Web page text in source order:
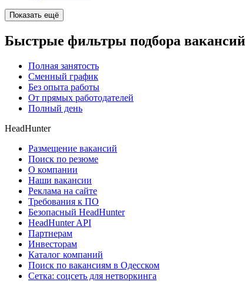
Показать ещё
Быстрые фильтры подбора вакансий
Полная занятость
Сменный график
Без опыта работы
От прямых работодателей
Полный день
HeadHunter
Размещение вакансий
Поиск по резюме
О компании
Наши вакансии
Реклама на сайте
Требования к ПО
Безопасный HeadHunter
HeadHunter API
Партнерам
Инвесторам
Каталог компаний
Поиск по вакансиям в Одесском
Сетка: соцсеть для нетворкинга